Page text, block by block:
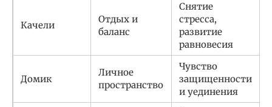
Качели
Отдых и
баланс
Снятие
стресса,
развитие
равновесия
Домик
Личное
пространство
Чувство
защищенности
и уединения